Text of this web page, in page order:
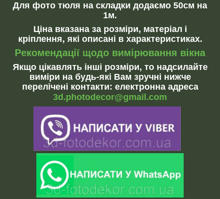
Для фото тюля на складки додаємо 50см на
1м.
Ціна вказана за розміри, матеріал і
кріплення, які описані в характеристиках.
Рекомендації щодо вимірювання вікна
Якщо цікавлять інші розміри, то надсилайте
виміри на будь-які Вам зручні нижче
перелічені контакти: електронна адреса
3d.photodecor@gmail.com